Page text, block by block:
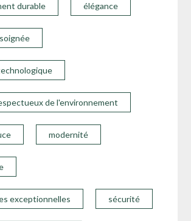
durable élégance
de l'environnement
modernité
exceptionnelles sécurité